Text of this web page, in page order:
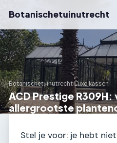
Botanischetuinutrecht
Botanischetuinutrecht›Luxe kassen
ACD Prestige R309H:
allergrootste
Stel je voor: je hebt